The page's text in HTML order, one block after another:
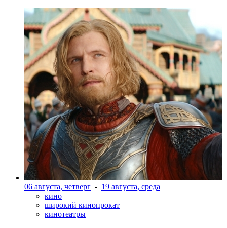
06 августа, четверг - 19 августа, среда
кино
широкий кинопрокат
кинотеатры